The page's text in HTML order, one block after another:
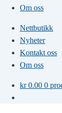
Om oss
Nettbutikk
Nyheter
Kontakt oss
Om oss
kr0.00 0